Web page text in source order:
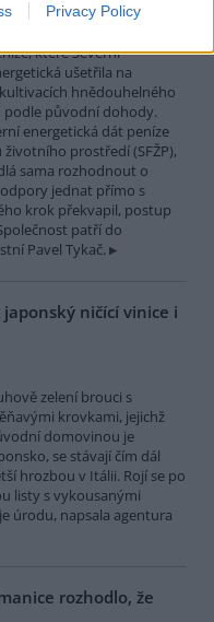
Privacy Policy
životního prostředí
které Severní
ušetřila na
hnědouhelného
podle původní dohody.
energetická dát peníze
prostředí (SFŽP),
sama rozhodnout o
jednat přímo s
krok překvapil, postup
patří do
Pavel Tykač.
ničící vinice i
zelení brouci s
krovkami, jejichž
domovinou je
se stávají čím dál
hrozbou v Itálii. Rojí se po
listy s vykousanými
úrodu, napsala agentura
rozhodlo, že